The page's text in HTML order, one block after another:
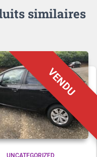
similaires
UNCATEGORIZED